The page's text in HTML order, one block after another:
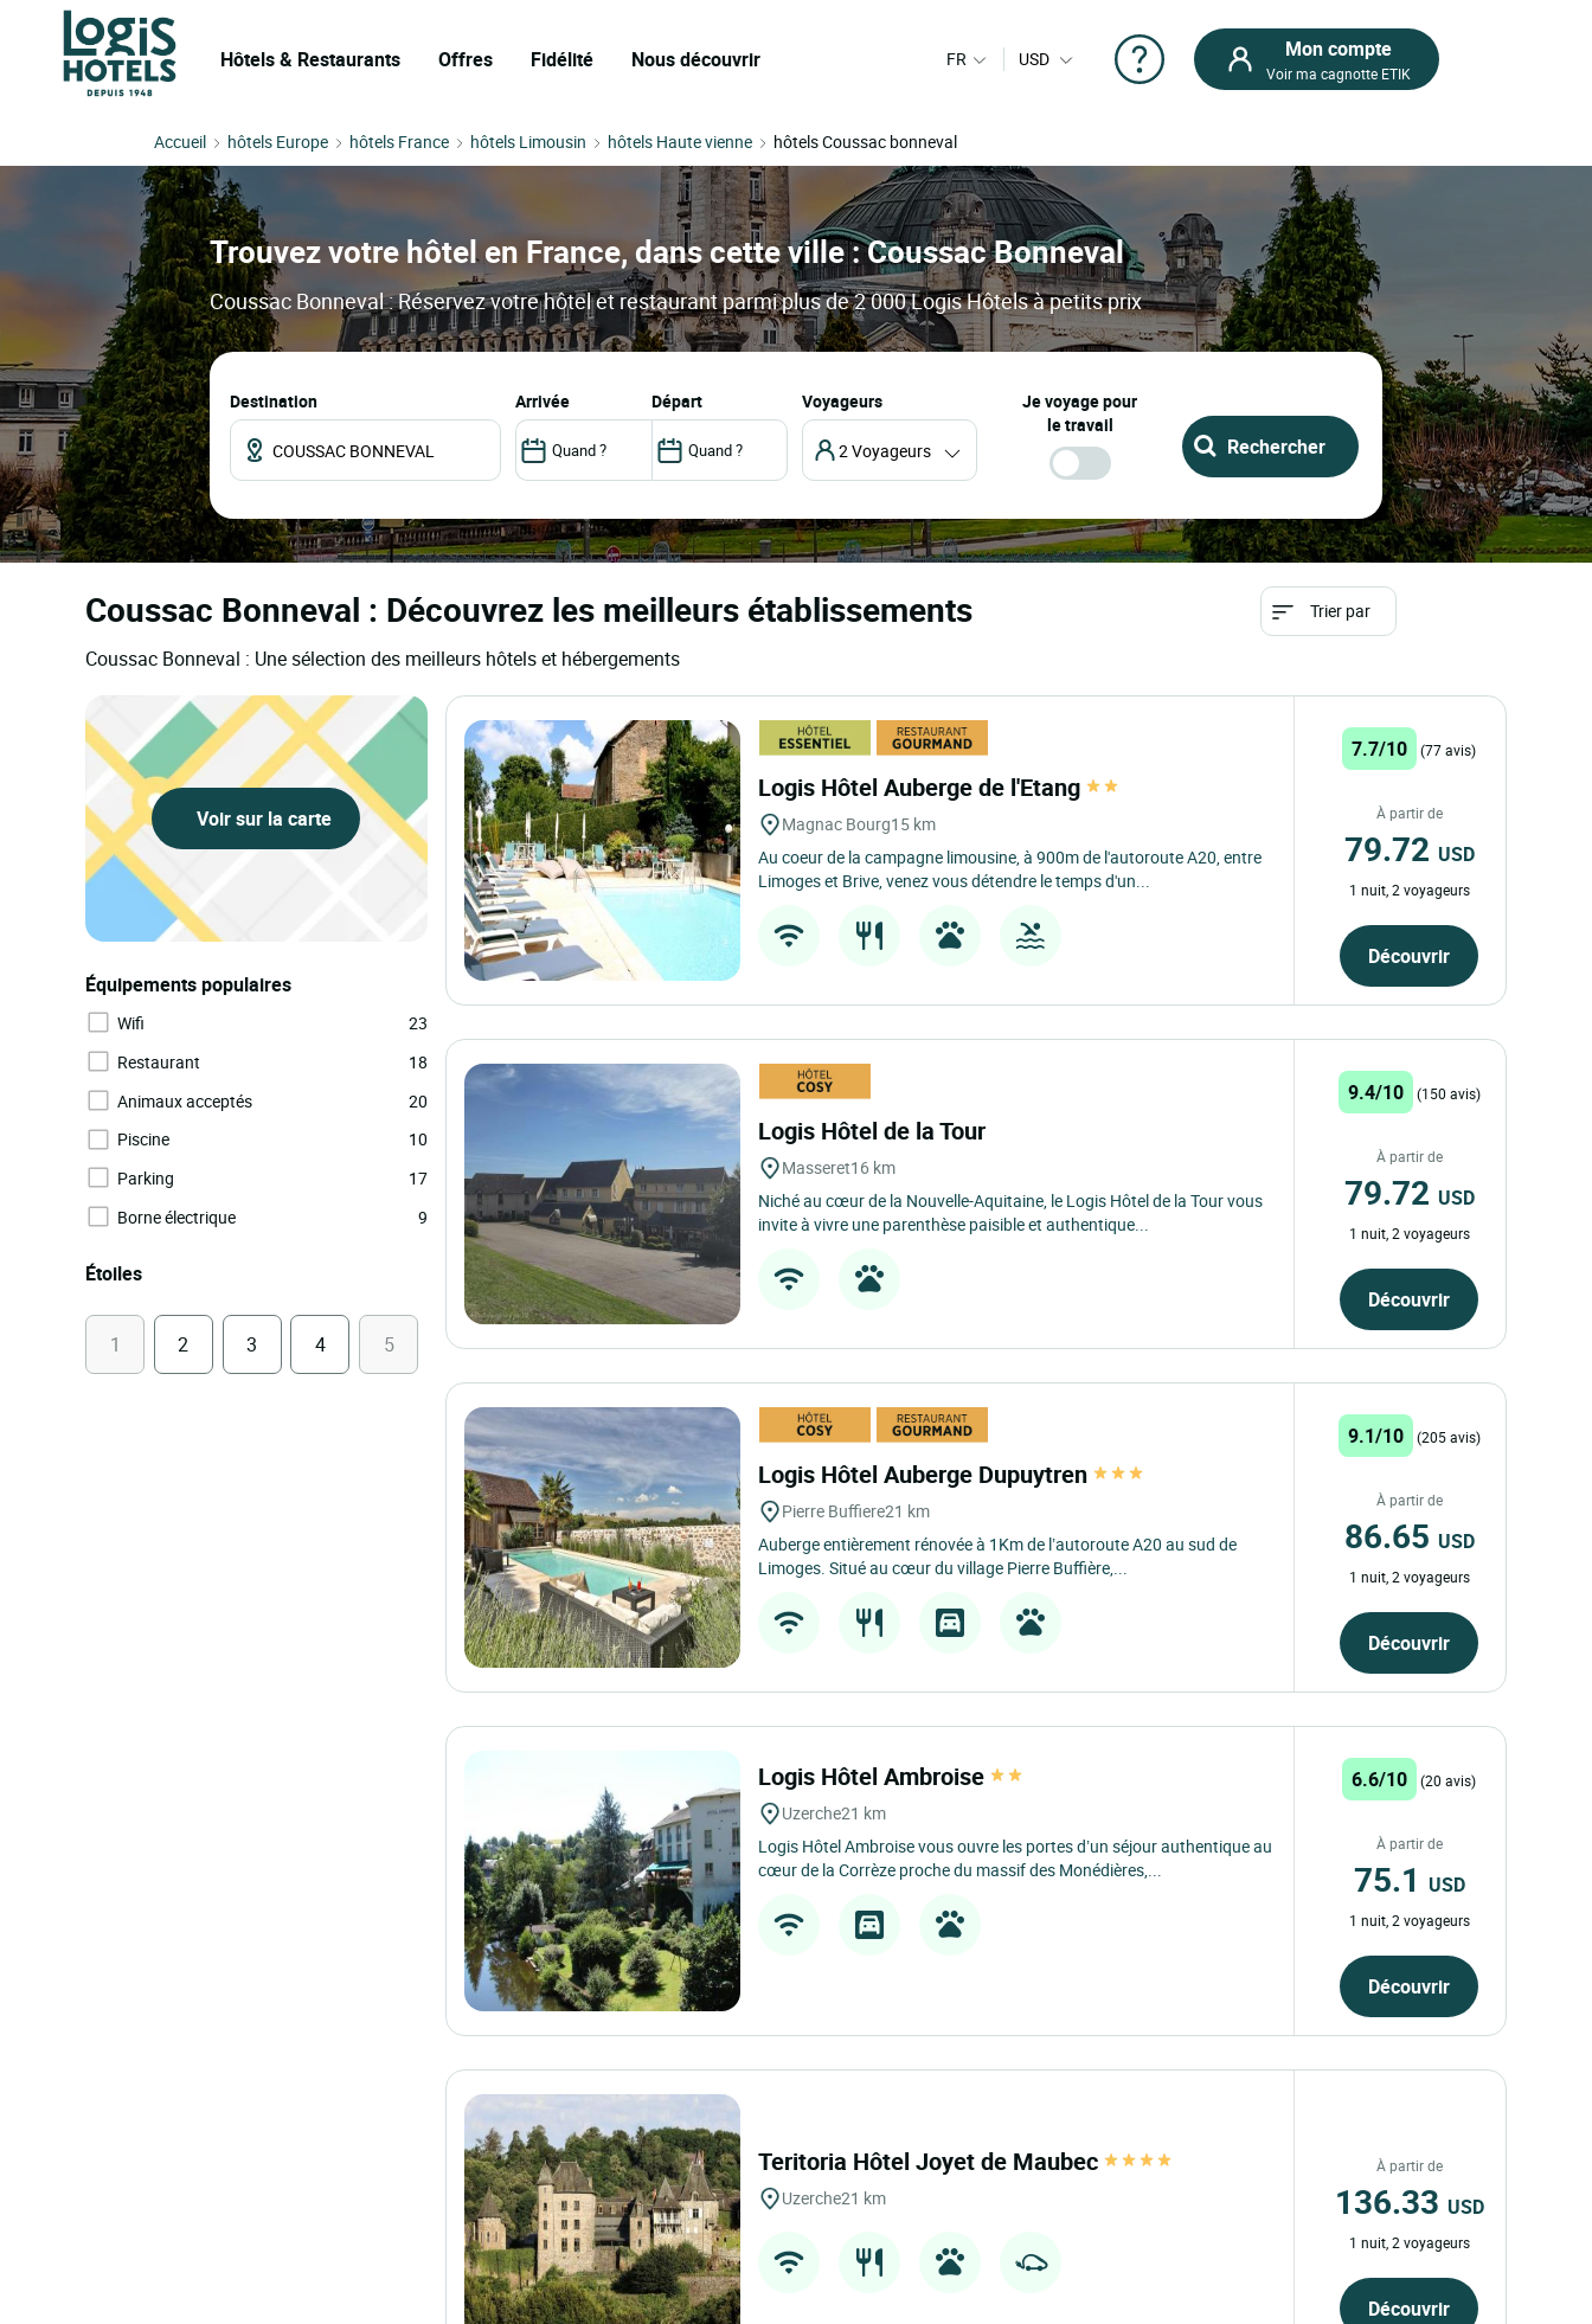
Hôtels & Restaurants Offres Fidélité Nous découvrir FR USD Mon compte
Voir ma cagnotte ETIK
Accueil hôtels Europe hôtels France hôtels Limousin hôtels Haute vienne hôtels Coussac bonneval
Trouvez votre hôtel en France, dans cette ville : Coussac Bonneval
Coussac Bonneval : Réservez votre hôtel et restaurant parmi plus de 2 000 Logis Hôtels à petits prix
Destination arrivée départ Voyageurs
2 Voyageurs
Je voyage pour
le travail
Coussac Bonneval : Découvrez les meilleurs établissements
Coussac Bonneval : Une sélection des meilleurs hôtels et hébergements
Trier par
Voir sur la carte
Équipements populaires
Wifi
23
Restaurant
18
Animaux acceptés
20
Piscine
10
Parking
17
Borne électrique
9
Étoiles
1 2 3 4 5
Logis Hôtel Auberge de l'Etang
Magnac Bourg15 km
Au coeur de la campagne limousine, à 900m de l'autoroute A20, entre
Limoges et Brive, venez vous détendre le temps d'un...
7.7/10 (77 avis)
À partir de
79.72 USD
1 nuit, 2 voyageurs
Découvrir
Logis Hôtel de la Tour
Masseret16 km
Niché au cœur de la Nouvelle-Aquitaine, le Logis Hôtel de la Tour vous
invite à vivre une parenthèse paisible et authentique...
9.4/10 (150 avis)
À partir de
79.72 USD
1 nuit, 2 voyageurs
Découvrir
Logis Hôtel Auberge Dupuytren
Pierre Buffiere21 km
Auberge entièrement rénovée à 1Km de l’autoroute A20 au sud de
Limoges. Situé au cœur du village Pierre Buffière,...
9.1/10 (205 avis)
À partir de
86.65 USD
1 nuit, 2 voyageurs
Découvrir
Logis Hôtel Ambroise
Uzerche21 km
Logis Hôtel Ambroise vous ouvre les portes d’un séjour authentique au
cœur de la Corrèze proche du massif des Monédières,...
6.6/10 (20 avis)
À partir de
75.1 USD
1 nuit, 2 voyageurs
Découvrir
Teritoria Hôtel Joyet de Maubec
Uzerche21 km
À partir de
136.33 USD
1 nuit, 2 voyageurs
Découvrir